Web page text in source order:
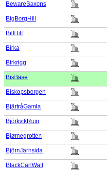
BewareSaxons
BigBorgHill
BillHill
Birka
Birkrigg
BisBase
Biskopsborgen
BjärtråGamla
BjörkvikRuin
Bjørnegrotten
BjörnJärnsida
BlackCartWall